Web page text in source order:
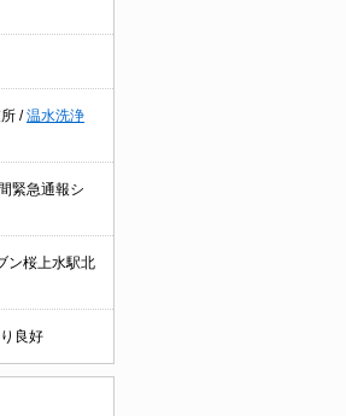
/温水洗浄
緊急通報シ
ン桜上水駅北
良好